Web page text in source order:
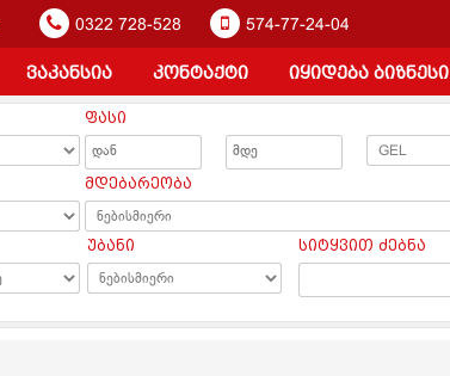
0322 728-528 574-77-24-04
ვაკანსია კონტაქტი იყიდება ბიზნესი
ფასი
მდებარეობა
უბანი სიტყვით ძებნა